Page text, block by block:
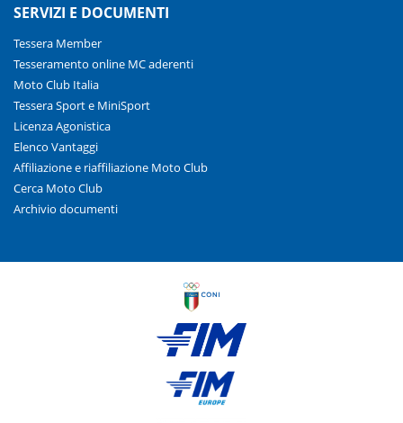
SERVIZI E DOCUMENTI
Tessera Member
Tesseramento online MC aderenti
Moto Club Italia
Tessera Sport e MiniSport
Licenza Agonistica
Elenco Vantaggi
Affiliazione e riaffiliazione Moto Club
Cerca Moto Club
Archivio documenti